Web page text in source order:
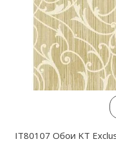
IT80107 Обои KT